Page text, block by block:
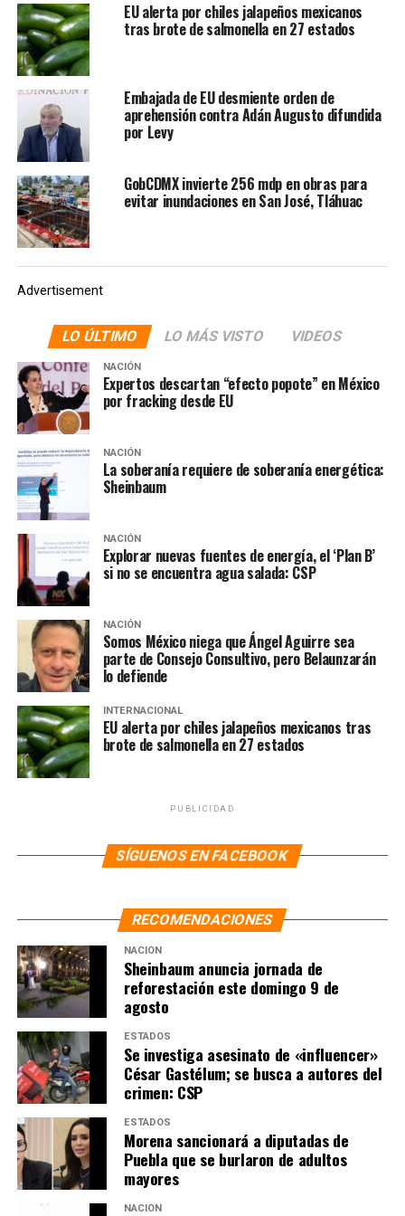
enfrentamientos entre el cártel del Golfo y los Zetas en
los cuales se disputaban la plaza en el 2004.
NOTAS RELACIONADAS:
LA HOGUERA
NOTICIAS
SIGUIENTE
Pelé, hospitalizado de emergencia; reportan múltiples
padecimientos
NO TE PIERDAS
México condena lanzamiento de misiles norcoreanos, en
Consejo de Seguridad de la ONU
EU alerta por chiles jalapeños mexicanos
tras brote de salmonella en 27 estados
Embajada de EU desmiente orden de
aprehensión contra Adán Augusto difundida
por Levy
GobCDMX invierte 256 mdp en obras para
evitar inundaciones en San José, Tláhuac
Advertisement
LO ÚLTIMO LO MÁS VISTO VIDEOS
NACIÓN
Expertos descartan “efecto popote” en México
por fracking desde EU
NACIÓN
La soberanía requiere de soberanía energética:
Sheinbaum
NACIÓN
Explorar nuevas fuentes de energía, el ‘Plan B’
si no se encuentra agua salada: CSP
NACIÓN
Somos México niega que Ángel Aguirre sea
parte de Consejo Consultivo, pero Belaunzarán
lo defiende
INTERNACIONAL
EU alerta por chiles jalapeños mexicanos tras
brote de salmonella en 27 estados
PUBLICIDAD
SÍGUENOS EN FACEBOOK
RECOMENDACIONES
NACIÓN
Sheinbaum anuncia jornada de
reforestación este domingo 9 de
agosto
ESTADOS
Se investiga asesinato de «influencer»
César Gastélum; se busca a autores del
crimen: CSP
ESTADOS
Morena sancionará a diputadas de
Puebla que se burlaron de adultos
mayores
NACIÓN